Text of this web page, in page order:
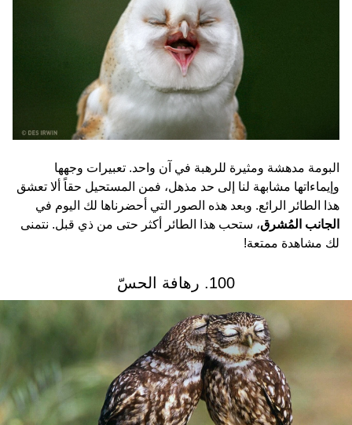
البومة مدهشة ومثيرة للرهبة في آن واحد. تعبيرات وجهها
وإيماءاتها مشابهة لنا إلى حد مذهل، فمن المستحيل حقاً ألا تعشق
هذا الطائر الرائع. وبعد هذه الصور التي أحضرناها لك اليوم في
الجانب المُشرق، ستحب هذا الطائر أكثر حتى من ذي قبل. نتمنى
لك مشاهدة ممتعة!
100. رهافة الحسّ